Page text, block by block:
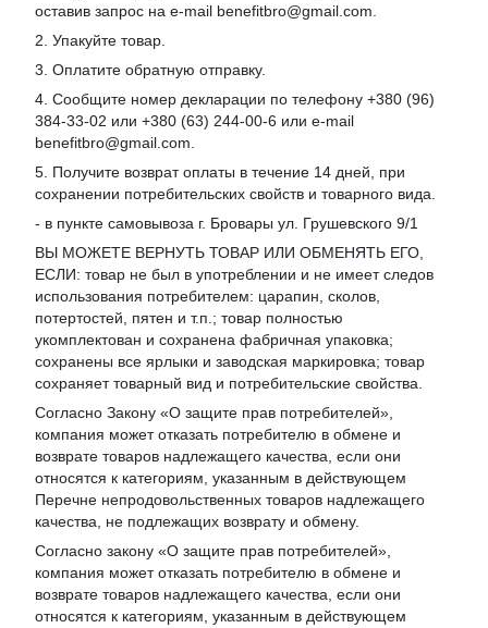
оставив запрос на e-mail benefitbro@gmail.com.
2. Упакуйте товар.
3. Оплатите обратную отправку.
4. Сообщите номер декларации по телефону +380 (96)
384-33-02 или +380 (63) 244-00-6 или e-mail
benefitbro@gmail.com.
5. Получите возврат оплаты в течение 14 дней, при
сохранении потребительских свойств и товарного вида.
- в пункте самовывоза г. Бровары ул. Грушевского 9/1
ВЫ МОЖЕТЕ ВЕРНУТЬ ТОВАР ИЛИ ОБМЕНЯТЬ ЕГО,
ЕСЛИ: товар не был в употреблении и не имеет следов
использования потребителем: царапин, сколов,
потертостей, пятен и т.п.; товар полностью
укомплектован и сохранена фабричная упаковка;
сохранены все ярлыки и заводская маркировка; товар
сохраняет товарный вид и потребительские свойства.
Согласно Закону «О защите прав потребителей»,
компания может отказать потребителю в обмене и
возврате товаров надлежащего качества, если они
относятся к категориям, указанным в действующем
Перечне непродовольственных товаров надлежащего
качества, не подлежащих возврату и обмену.
Согласно закону «О защите прав потребителей»,
компания может отказать потребителю в обмене и
возврате товаров надлежащего качества, если они
относятся к категориям, указанным в действующем